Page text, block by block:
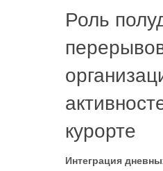
Роль
курорте
Интеграция